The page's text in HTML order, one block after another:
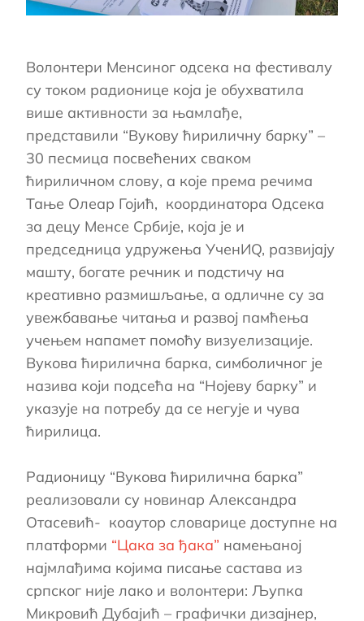
Волонтери Менсиног одсека на фестивалу
су током радионице која је обухватила
више активности за њамлађе,
представили “Вукову ћириличну барку” –
30 песмица посвећених сваком
ћириличном слову, а које према речима
Тање Олеар Гојић, координатора Одсека
за децу Менсе Србије, која је и
председница удружења УченИQ, развијају
машту, богате речник и подстичу на
креативно размишљање, а одличне су за
увежбавање читања и развој памћења
учењем напамет помоћу визуелизације.
Вукова ћирилична барка, симболичног је
назива који подсећа на “Нојеву барку” и
указује на потребу да се негује и чува
ћирилица.
Радионицу “Вукова ћирилична барка”
реализовали су новинар Александра
Отасевић- коаутор словарице доступне на
платформи “Цака за ђака” намењаној
најмлађима којима писање састава из
српског није лако и волонтери: Љупка
Микровић Дубајић – графички дизајнер,